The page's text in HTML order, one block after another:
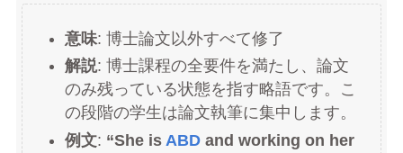
意味: 博士論文以外すべて修了
解説: 博士課程の全要件を満たし、論文
のみ残っている状態を指す略語です。こ
の段階の学生は論文執筆に集中します。
例文: “She is ABDand working on her